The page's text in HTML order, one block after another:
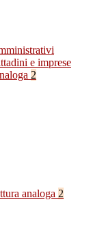
e imprese
2
analoga 2